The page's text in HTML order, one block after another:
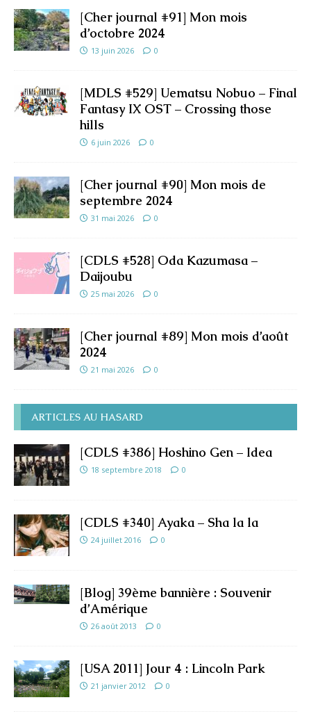
[Cher journal #91] Mon mois
d’octobre 2024
13 juin 2026 0
[MDLS #529] Uematsu Nobuo – Final
Fantasy IX OST – Crossing those
hills
6 juin 2026 0
[Cher journal #90] Mon mois de
septembre 2024
31 mai 2026 0
[CDLS #528] Oda Kazumasa –
Daijoubu
25 mai 2026 0
[Cher journal #89] Mon mois d’août
2024
21 mai 2026 0
ARTICLES AU HASARD
[CDLS #386] Hoshino Gen – Idea
18 septembre 2018 0
[CDLS #340] Ayaka – Sha la la
24 juillet 2016 0
[Blog] 39ème bannière : Souvenir
d’Amérique
26 août 2013 0
[USA 2011] Jour 4 : Lincoln Park
21 janvier 2012 0